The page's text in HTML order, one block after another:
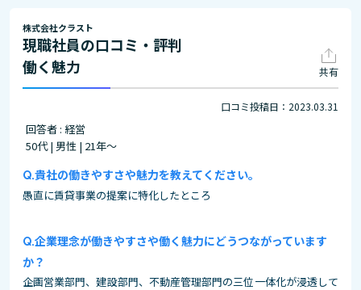
株式会社クラスト
現職社員の口コミ・評判
働く魅力
共有
口コミ投稿日：2023.03.31
回答者 : 経営
50代 | 男性 | 21年～
貴社の働きやすさや魅力を教えてください。
愚直に賃貸事業の提案に特化したところ
企業理念が働きやすさや働く魅力にどうつながっています
か？
企画営業部門、建設部門、不動産管理部門の三位一体化が浸透して